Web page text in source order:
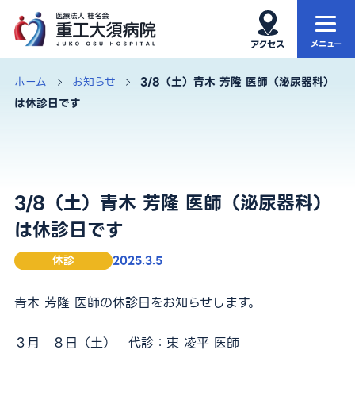
ホーム
当院について
健康診断
再生医療
アクセス・院内MAP
ホーム お知らせ
3/8（土）青木 芳隆 医師（泌尿器科）
は休診日です
3/8（土）青木 芳隆 医師（泌尿器科）
は休診日です
休診 2025.3.5
青木 芳隆 医師の休診日をお知らせします。
３月 ８日（土） 代診：東 凌平 医師